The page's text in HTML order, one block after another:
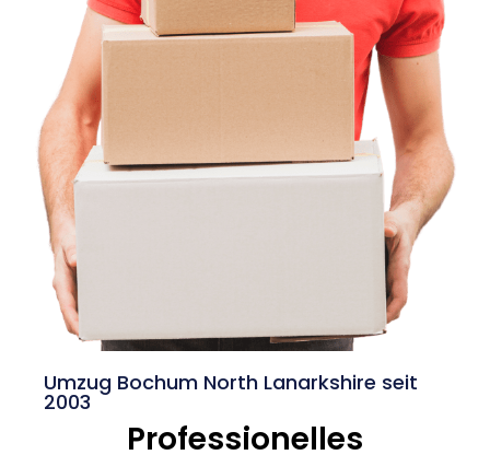
Umzug Bochum North Lanarkshire seit
2003
Professionelles